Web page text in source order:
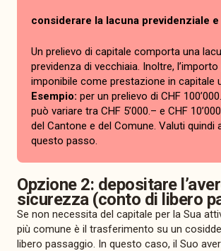
considerare la lacuna previdenziale
Un prelievo di capitale comporta una
previdenza di vecchiaia. Inoltre,
imponibile come prestazione in capitale
Esempio: per un prelievo di CHF
può variare tra CHF 5’000.– e CHF
del Cantone e del Comune. Valuti quindi
questo passo.
Opzione 2: depositare
sicurezza (conto di libero
Se non necessita del capitale per la Sua
più comune è il trasferimento su un
libero passaggio. In questo caso, il Suo